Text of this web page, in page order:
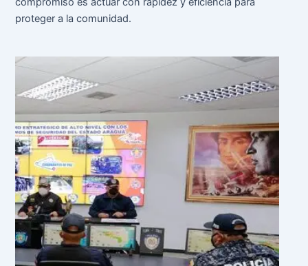
proteger a la comunidad.